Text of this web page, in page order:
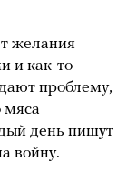
желания
и как-то
проблему,
мяса
день пишут
войну.